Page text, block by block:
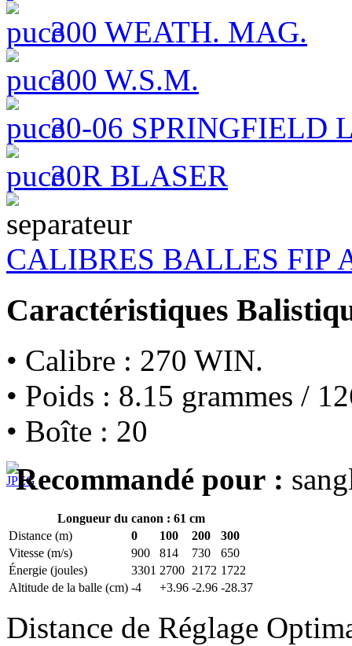
300 WEATH. MAG.
300 W.S.M.
30-06 SPRINGFIELD
30R BLASER
CALIBRES BALLES FIP
Caractéristiques
• Calibre : 270 WIN.
• Poids : 8.15 grammes /
• Boîte : 20
Recommandé pour :
Longueur du canon : 61 cm
Distance (m)
0 100 200
300
Vitesse (m/s)
900 814 730
650
Énergie (joules)
3301 2700 2172 1722
Altitude de la balle (cm) -4 +3.96 -2.96 -28.37
Distance de Réglage